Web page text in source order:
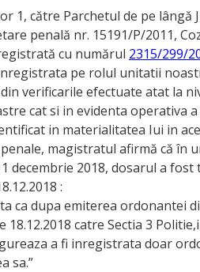
1, către Parchetul de pe lângă
penală nr. 15191/P/2011,
cu numărul 2315/299/
pe rolul unitatii
verificarile efectuate atat la
cat si in evidenta operativa a
in materialitatea Iui in
magistratul afirmă că în
decembrie 2018, dosarul a fost
:
ca dupa emiterea ordonantei
catre Sectia 3
a fi inregistrata doar
sa.”